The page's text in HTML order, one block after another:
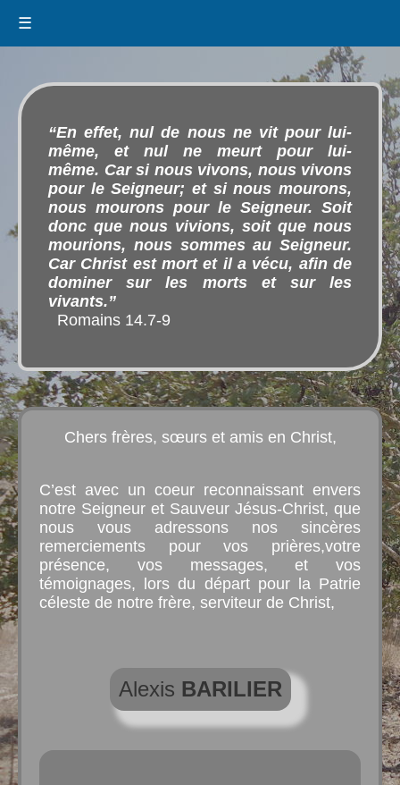
☰
“En effet, nul de nous ne vit pour lui-
même, et nul ne meurt pour lui-
même. Car si nous vivons, nous vivons
pour le Seigneur; et si nous mourons,
nous mourons pour le Seigneur. Soit
donc que nous vivions, soit que nous
mourions, nous sommes au Seigneur.
Car Christ est mort et il a vécu, afin de
dominer sur les morts et sur les
vivants.”
Romains 14.7-9
Chers frères, sœurs et amis en Christ,
C’est avec un coeur reconnaissant envers
notre Seigneur et Sauveur Jésus-Christ, que
nous vous adressons nos sincères
remerciements pour vos prières,votre
présence, vos messages, et vos
témoignages, lors du départ pour la Patrie
céleste de notre frère, serviteur de Christ,
Alexis BARILIER